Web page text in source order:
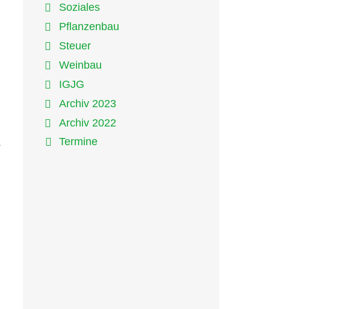
Soziales
Pflanzenbau
Steuer
Weinbau
IGJG
Archiv 2023
Archiv 2022
Termine